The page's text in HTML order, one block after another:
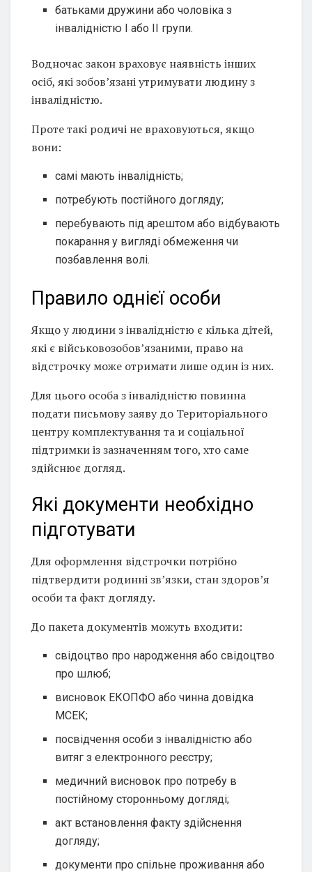
батьками дружини або чоловіка з
інвалідністю I або II групи.
Водночас закон враховує наявність інших
осіб, які зобов’язані утримувати людину з
інвалідністю.
Проте такі родичі не враховуються, якщо
вони:
самі мають інвалідність;
потребують постійного догляду;
перебувають під арештом або відбувають
покарання у вигляді обмеження чи
позбавлення волі.
Правило однієї особи
Якщо у людини з інвалідністю є кілька дітей,
які є військовозобов’язаними, право на
відстрочку може отримати лише один із них.
Для цього особа з інвалідністю повинна
подати письмову заяву до Територіального
центру комплектування та и соціальної
підтримки із зазначенням того, хто саме
здійснює догляд.
Які документи необхідно
підготувати
Для оформлення відстрочки потрібно
підтвердити родинні зв’язки, стан здоров’я
особи та факт догляду.
До пакета документів можуть входити:
свідоцтво про народження або свідоцтво
про шлюб;
висновок ЕКОПФО або чинна довідка
МСЕК;
посвідчення особи з інвалідністю або
витяг з електронного реєстру;
медичний висновок про потребу в
постійному сторонньому догляді;
акт встановлення факту здійснення
догляду;
документи про спільне проживання або